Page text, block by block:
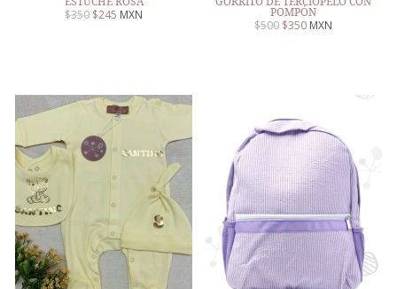
$350 $245 MXN
POMPÓN
$500 $350 MXN